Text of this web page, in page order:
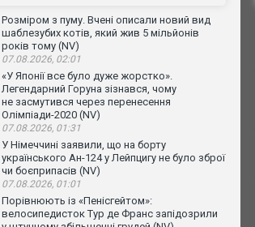
Розміром з пуму. Вчені описали новий вид
шаблезубих котів, який жив 5 мільйонів
років тому (NV)
07.08.2026, 02:01
«У Японії все було дуже жорстко».
Легендарний Горуна зізнався, чому
не засмутився через перенесення
Олімпіади-2020 (NV)
07.08.2026, 01:31
У Німеччині заявили, що на борту
українського Ан-124 у Лейпцигу не було зброї
чи боєприпасів (NV)
07.08.2026, 01:01
Порівнюють із «Пенісгейтом»:
велосипедисток Тур де Франс запідозрили